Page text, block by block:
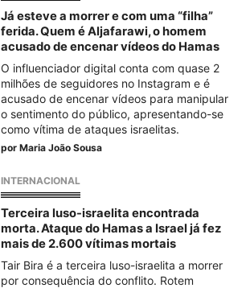
Já esteve a morrer e com uma “filha”
ferida. Quem é Aljafarawi, o homem
acusado de encenar vídeos do Hamas
O influenciador digital conta com quase 2
milhões de seguidores no Instagram e é
acusado de encenar vídeos para manipular
o sentimento do público, apresentando-se
como vítima de ataques israelitas.
por Maria João Sousa
INTERNACIONAL
Terceira luso-israelita encontrada
morta. Ataque do Hamas a Israel já fez
mais de 2.600 vítimas mortais
Tair Bira é a terceira luso-israelita a morrer
por consequência do conflito. Rotem